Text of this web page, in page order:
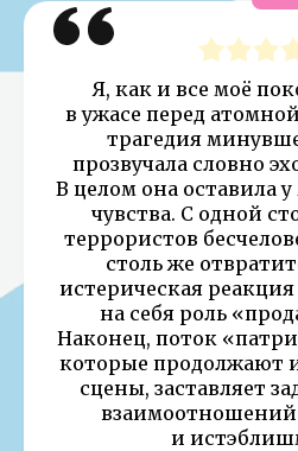
Я, как и все моё
в ужасе перед
трагедия
прозвучала словно
В целом она оставила
чувства. С одной
террористов
столь же
истерическая
на себя роль
Наконец, поток
которые продолжают
сцены, заставляет
и